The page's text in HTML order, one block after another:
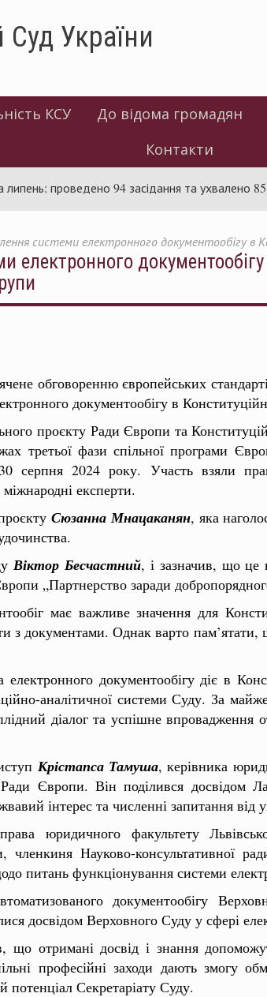
Суд України
КСУ До відома громадян
Контакти
проведено 94 засідання та ухвалено 85 актів
системи електронного документообігу в
обговоренню європейських
документообігу в
проєкту Ради Європи та
третьої фази спільної програми
серпня 2024 року. Участь взяли
експерти.
Сюзанна Мнацаканян, яка
Віктор Бесчастний, і зазначив, що це
„Партнерство заради
має важливе значення для
з документами. Однак варто
документообігу діє в
аналітичної системи Суду. За
діалог та успішне
Крістапса Тамуша, керівника
Європи. Він поділився досвідом
інтерес та численні запитання від
юридичного факультету
членкиня Науково-консультативної
питань функціонування системи
документообігу
досвідом Верховного Суду у сфері
що отримані досвід і знання
професійні заходи дають змогу
Секретаріату Суду.